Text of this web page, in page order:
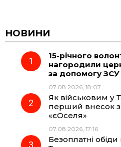
c
e
o
e
g
r
a
НОВИНИ
15-річного
нагородили
за допомогу ЗСУ
07.08.2026, 18:07
Як військовим у
перший внесок
«єОселя»
07.08.2026, 17:16
Безоплатні